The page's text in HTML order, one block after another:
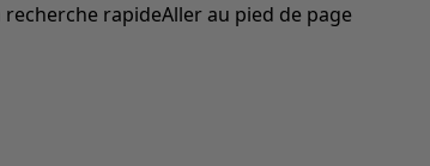
recherche rapideAller au pied de page